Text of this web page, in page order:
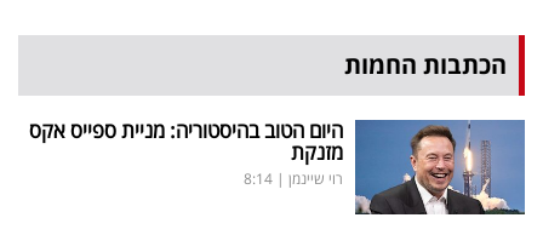
הכתבות החמות
היום הטוב בהיסטוריה: מניית ספייס אקס
מזנקת
רוי שיינמן |
8:14